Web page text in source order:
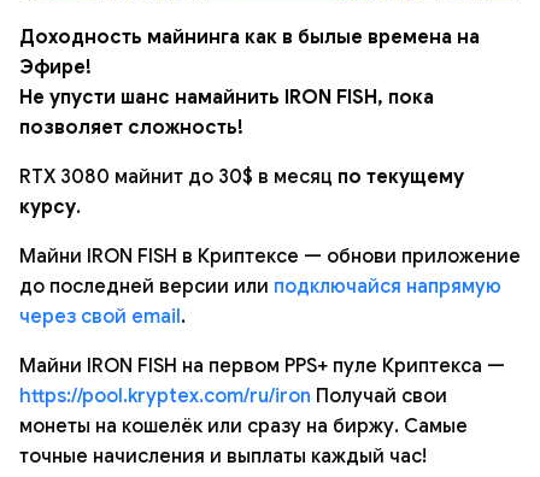
Доходность майнинга как в былые времена на
Эфире!
Не упусти шанс намайнить IRON FISH, пока
позволяет сложность!
RTX 3080 майнит до 30$ в месяц по текущему
курсу.
Майни IRON FISH в Криптексе — обнови приложение
до последней версии или подключайся напрямую
через свой email.
Майни IRON FISH на первом PPS+ пуле Криптекса —
https://pool.kryptex.com/ru/iron Получай свои
монеты на кошелёк или сразу на биржу. Самые
точные начисления и выплаты каждый час!